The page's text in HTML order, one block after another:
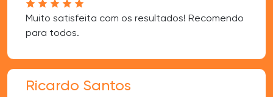
Muito satisfeita com os resultados! Recomendo
para todos.
Ricardo Santos